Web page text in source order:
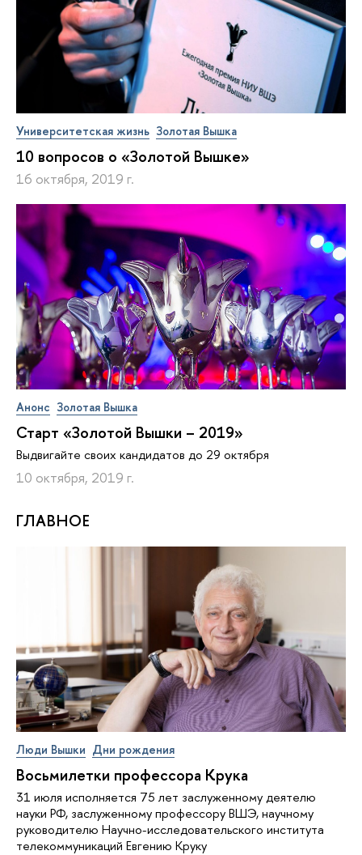
Университетская жизнь Золотая Вышка
10 вопросов о «Золотой Вышке»
16 октября, 2019 г.
Анонс Золотая Вышка
Старт «Золотой Вышки – 2019»
Выдвигайте своих кандидатов до 29 октября
10 октября, 2019 г.
ГЛАВНОЕ
Люди Вышки Дни рождения
Восьмилетки профессора Крука
31 июля исполняется 75 лет заслуженному деятелю
науки РФ, заслуженному профессору ВШЭ, научному
руководителю Научно-исследовательского института
телекоммуникаций Евгению Круку